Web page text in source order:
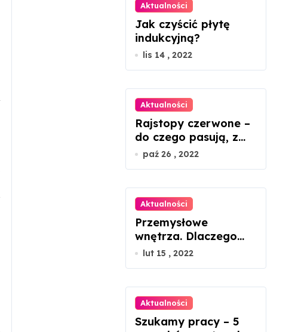
Aktualności
Jak czyścić płytę
indukcyjną?
lis 14 , 2022
Aktualności
Rajstopy czerwone –
do czego pasują, z
czym nosić?
paź 26 , 2022
Aktualności
Przemysłowe
wnętrza. Dlaczego
łóżko metalowe
lut 15 , 2022
Aktualności
Szukamy pracy – 5